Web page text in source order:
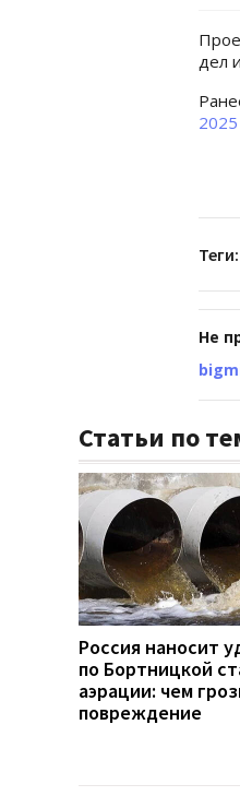
дел
2025
Теги:
Не
Статьи по
Россия наносит
по Бортницкой
аэрации: чем
повреждение